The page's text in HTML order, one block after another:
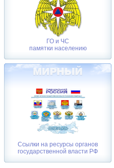
ГО и ЧС
памятки населению
Ссылки на ресурсы органов
государственной власти РФ